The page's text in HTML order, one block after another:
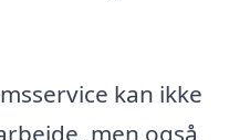
kan ikke
men også